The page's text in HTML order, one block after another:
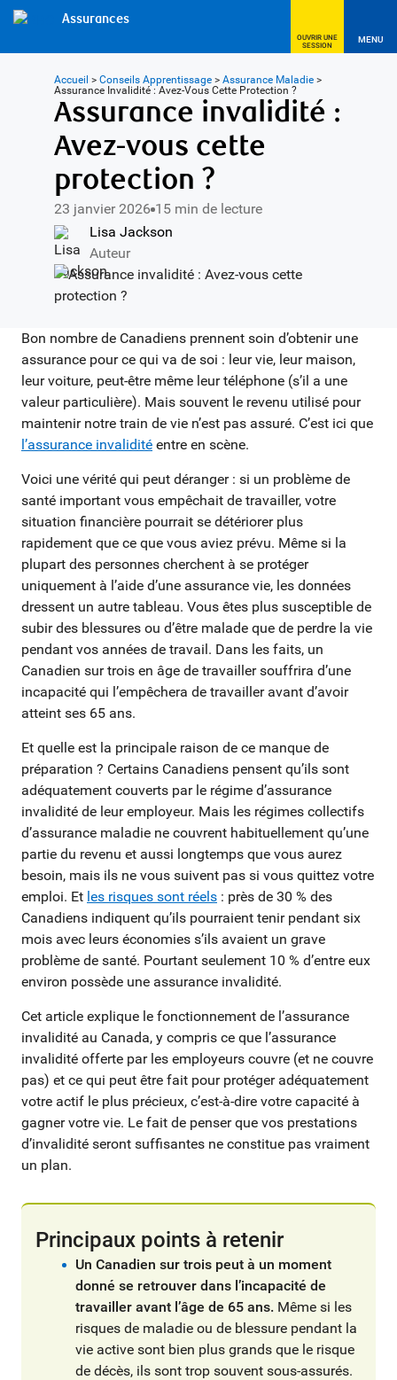
Assurances
OUVRIR UNE
SESSION
MENU
Accueil > Conseils Apprentissage> Assurance Maladie>
Assurance Invalidité : Avez-Vous Cette Protection ?
Assurance invalidité :
Avez-vous cette
protection ?
23 janvier 2026 15 min de lecture
Lisa Jackson
Auteur
Bon nombre de Canadiens prennent soin d’obtenir une
assurance pour ce qui va de soi : leur vie, leur maison,
leur voiture, peut-être même leur téléphone (s’il a une
valeur particulière). Mais souvent le revenu utilisé pour
maintenir notre train de vie n’est pas assuré. C’est ici que
l’assurance invalidité entre en scène.
Voici une vérité qui peut déranger : si un problème de
santé important vous empêchait de travailler, votre
situation financière pourrait se détériorer plus
rapidement que ce que vous aviez prévu. Même si la
plupart des personnes cherchent à se protéger
uniquement à l’aide d’une assurance vie, les données
dressent un autre tableau. Vous êtes plus susceptible de
subir des blessures ou d’être malade que de perdre la vie
pendant vos années de travail. Dans les faits, un
Canadien sur trois en âge de travailler souffrira d’une
incapacité qui l’empêchera de travailler avant d’avoir
atteint ses 65 ans.
Et quelle est la principale raison de ce manque de
préparation ? Certains Canadiens pensent qu’ils sont
adéquatement couverts par le régime d’assurance
invalidité de leur employeur. Mais les régimes collectifs
d’assurance maladie ne couvrent habituellement qu’une
partie du revenu et aussi longtemps que vous aurez
besoin, mais ils ne vous suivent pas si vous quittez votre
emploi. Et les risques sont réels : près de 30 % des
Canadiens indiquent qu’ils pourraient tenir pendant six
mois avec leurs économies s’ils avaient un grave
problème de santé. Pourtant seulement 10 % d’entre eux
environ possède une assurance invalidité.
Cet article explique le fonctionnement de l’assurance
invalidité au Canada, y compris ce que l’assurance
invalidité offerte par les employeurs couvre (et ne couvre
pas) et ce qui peut être fait pour protéger adéquatement
votre actif le plus précieux, c’est-à-dire votre capacité à
gagner votre vie. Le fait de penser que vos prestations
d’invalidité seront suffisantes ne constitue pas vraiment
un plan.
Principaux points à retenir
Un Canadien sur trois peut à un moment
donné se retrouver dans l’incapacité de
travailler avant l’âge de 65 ans. Même si les
risques de maladie ou de blessure pendant la
vie active sont bien plus grands que le risque
de décès, ils sont trop souvent sous-assurés.